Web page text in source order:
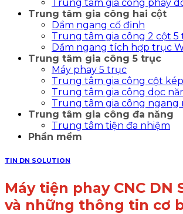
Trung tâm gia công phay
Trung tâm gia công hai cột
Dầm ngang cố định
Trung tâm gia công 2 cột 5
Dầm ngang tích hợp trục
Trung tâm gia công 5 trục
Máy phay 5 trục
Trung tâm gia công cột
Trung tâm gia công dọc
Trung tâm gia công ngang
Trung tâm gia công đa năng
Trung tâm tiện đa nhiệm
Phần mềm
TIN DN SOLUTION
Máy tiện phay CNC DN
và những thông tin cơ